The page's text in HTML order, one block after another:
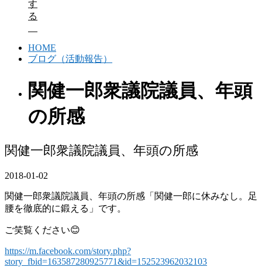
す
る
HOME
ブログ（活動報告）
関健一郎衆議院議員、年頭
の所感
関健一郎衆議院議員、年頭の所感
2018-01-02
関健一郎衆議院議員、年頭の所感「関健一郎に休みなし。足
腰を徹底的に鍛える」です。
ご笑覧ください😊
https://m.facebook.com/story.php?
story_fbid=163587280925771&id=152523962032103